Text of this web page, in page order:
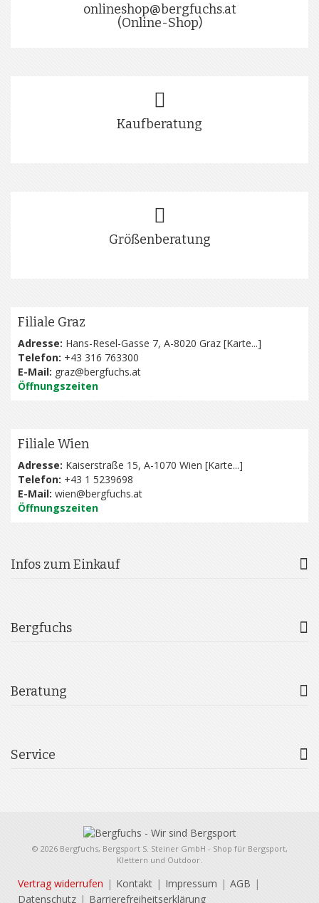
onlineshop@bergfuchs.at
(Online-Shop)
Kaufberatung
Größenberatung
Filiale Graz
Adresse: Hans-Resel-Gasse 7, A-8020 Graz [Karte...]
Telefon: +43 316 763300
E-Mail: graz@bergfuchs.at
Öffnungszeiten
Filiale Wien
Adresse: Kaiserstraße 15, A-1070 Wien [Karte...]
Telefon: +43 1 5239698
E-Mail: wien@bergfuchs.at
Öffnungszeiten
Infos zum Einkauf
Bergfuchs
Beratung
Service
© 2026 Bergfuchs, Bergsport S. Steiner GmbH - Shop für Bergsport,
Klettern und Outdoor.
Vertrag widerrufen Kontakt Impressum
AGB
Datenschutz
Barrierefreiheitserklärung